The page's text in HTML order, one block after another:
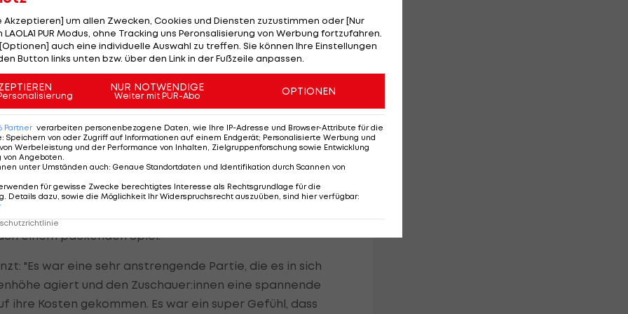
dem Alligator Rum sich eiskalt zeigte und sich im
Jubel war groß, auch wenn der Gesamtsieg
nach der regulären Spielzeit entschied den Kampf um
zusammen und ließen sich nach ihren
gebührend feiern. Platz drei ging an die Hot
Werbung kann man für unseren Sport nicht
und uns zurückgekämpft. Am Ende mussten wir
aber wir haben verdient den Tagessieg geholt. Somit
perfekt. Eine richtig coole Veranstaltung, die Lust
einem packenden Spiel.
"Es war eine sehr anstrengende Partie, die es in sich
agiert und den Zuschauer:innen eine spannende
Kosten gekommen. Es war ein super Gefühl, dass
Akzeptieren] um allen Zwecken, Cookies und Diensten zuzustimmen oder [Nur
PUR Modus, ohne Tracking uns Peronsalisierung von Werbung fortzufahren.
auch eine individuelle Auswahl zu treffen. Sie können Ihre Einstellungen
Button links unten bzw. über den Link in der Fußzeile anpassen.
NUR NOTWENDIGE
Weiter mit PUR-Abo OPTIONEN
Partner verarbeiten personenbezogene Daten, wie Ihre IP-Adresse und Browser-Attribute für die
: Speichern von oder Zugriff auf Informationen auf einem Endgerät; Personalisierte Werbung und
Werbeleistung und der Performance von Inhalten, Zielgruppenforschung sowie Entwicklung
von Angeboten.
unter Umständen auch: Genaue Standortdaten und Identifikation durch Scannen von
für gewisse Zwecke berechtigtes Interesse als Rechtsgrundlage für die
Details dazu, sowie die Möglichkeit Ihr Widerspruchsrecht auszuüben, sind hier verfügbar: